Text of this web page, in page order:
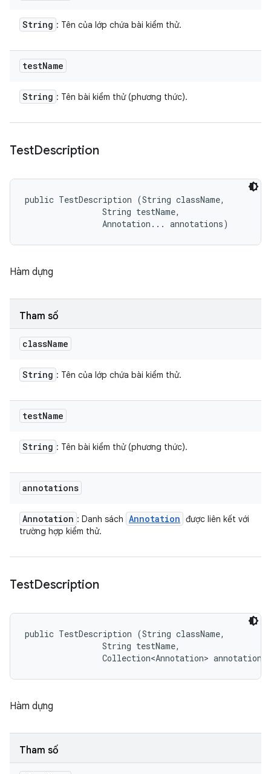
String : Tên của lớp chứa bài kiểm thử.
testName
String : Tên bài kiểm thử (phương thức).
TestDescription
public TestDescription (String className,
                String testName,
                Annotation... annotations)
Hàm dựng
Tham số
className
String : Tên của lớp chứa bài kiểm thử.
testName
String : Tên bài kiểm thử (phương thức).
annotations
Annotation : Danh sách Annotation được liên kết với
trường hợp kiểm thử.
TestDescription
public TestDescription (String className,
                String testName,
Collection<Annotation>
Hàm dựng
Tham số